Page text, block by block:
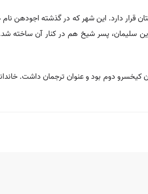
قرار دارد. این شهر که در گذشته اجودهن
سلیمان، پسر شیخ هم در کنار آن ساخته
کیخسرو دوم بود و عنوان ترجمان داشت.